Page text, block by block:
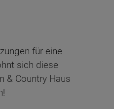
für eine
sich diese
& Country Haus